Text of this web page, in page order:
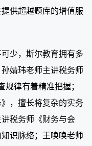
供超越题库的增值服
少，斯尔教育拥有多
婧玮老师主讲税务师
规律有着精准把握；
，擅长将复杂的实务
税务师《财务与会
识脉络；王唤唤老师